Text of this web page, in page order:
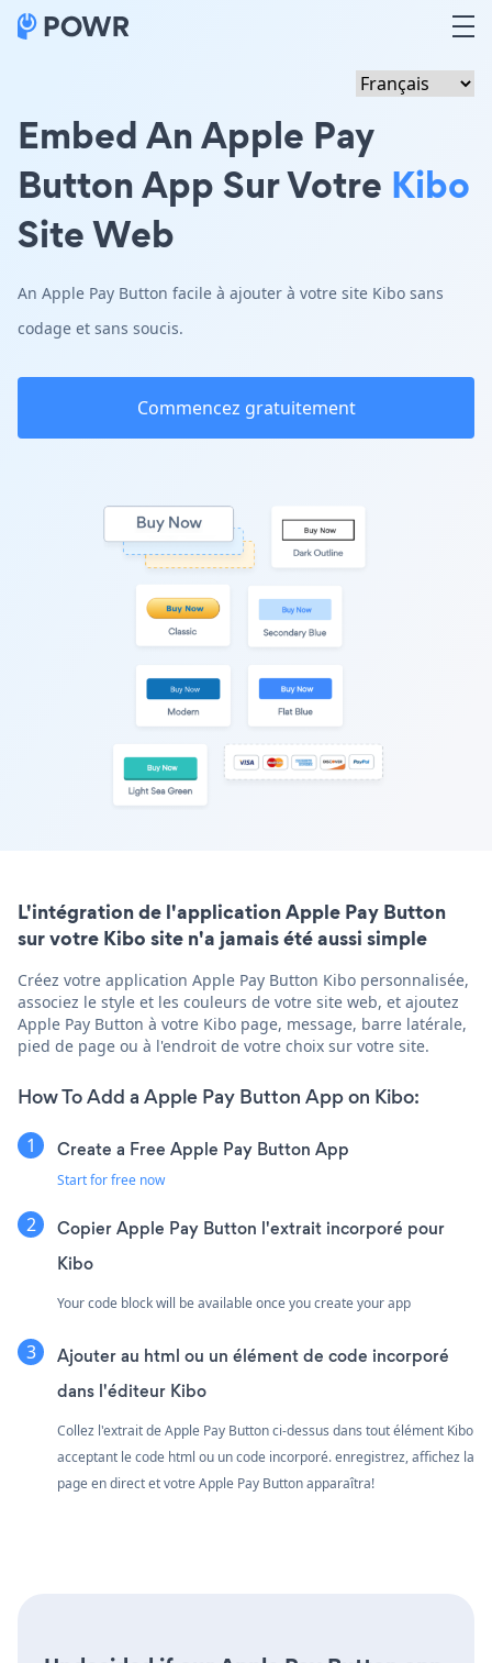
Embed An Apple Pay
Button App Sur Votre Kibo
Site Web
An Apple Pay Button facile à ajouter à votre site Kibo sans
codage et sans soucis.
Commencez gratuitement
L'intégration de l'application Apple Pay Button
sur votre Kibo site n'a jamais été aussi simple
Créez votre application Apple Pay Button Kibo personnalisée,
associez le style et les couleurs de votre site web, et ajoutez
Apple Pay Button à votre Kibo page, message, barre latérale,
pied de page ou à l'endroit de votre choix sur votre site.
How To Add a Apple Pay Button App on Kibo:
Create a Free Apple Pay Button App
Start for free now
Copier Apple Pay Button l'extrait incorporé pour
Kibo
Your code block will be available once you create your app
Ajouter au html ou un élément de code incorporé
dans l'éditeur Kibo
Collez l'extrait de Apple Pay Button ci-dessus dans tout élément Kibo
acceptant le code html ou un code incorporé. enregistrez, affichez la
page en direct et votre Apple Pay Button apparaîtra!